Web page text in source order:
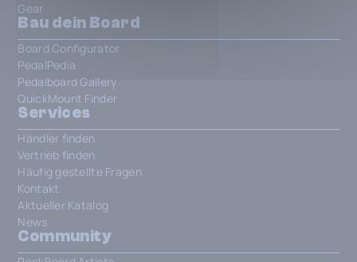
Gear
Bau dein Board
Board Configurator
PedalPedia
Pedalboard Gallery
QuickMount Finder
Services
Händler finden
Vertrieb finden
Häufig gestellte Fragen
Kontakt
Aktueller Katalog
News
Community